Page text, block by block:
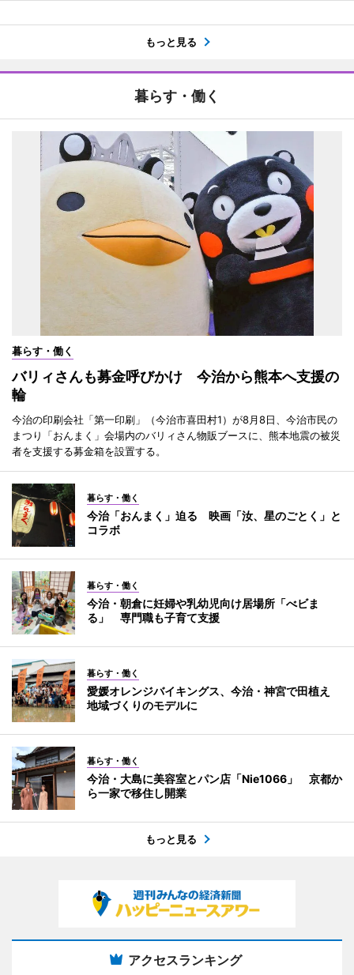
もっと見る
暮らす・働く
暮らす・働く
バリィさんも募金呼びかけ 今治から熊本へ支援の
輪
今治の印刷会社「第一印刷」（今治市喜田村1）が8月8日、今治市民の
まつり「おんまく」会場内のバリィさん物販ブースに、熊本地震の被災
者を支援する募金箱を設置する。
暮らす・働く
今治「おんまく」迫る 映画「汝、星のごとく」と
コラボ
暮らす・働く
今治・朝倉に妊婦や乳幼児向け居場所「べビま
る」 専門職も子育て支援
暮らす・働く
愛媛オレンジバイキングス、今治・神宮で田植え
地域づくりのモデルに
暮らす・働く
今治・大島に美容室とパン店「Nie1066」 京都か
ら一家で移住し開業
もっと見る
アクセスランキング